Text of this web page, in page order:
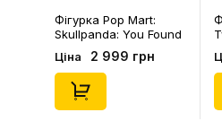
Фігурка Pop Mart:
Twinkle Twinkle: Light
Up: Scene Sets Series
(Blind Box: 1 з 10)
(Secret Edition),
(21372)
Ціна 1 699 грн